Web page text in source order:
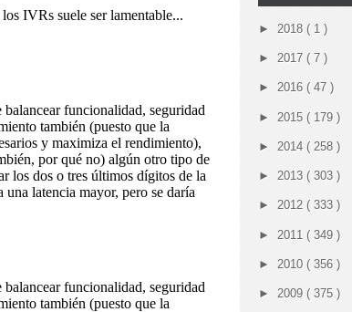
► 2018 ( 1 )
► 2017 ( 7 )
► 2016 ( 47 )
► 2015 ( 179 )
► 2014 ( 258 )
► 2013 ( 303 )
► 2012 ( 333 )
► 2011 ( 349 )
► 2010 ( 356 )
► 2009 ( 375 )